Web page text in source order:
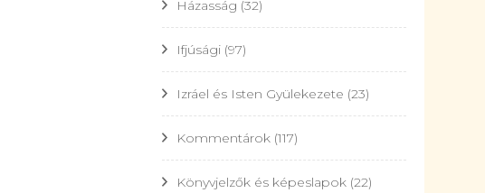
Házasság (32)
Ifjúsági (97)
Izráel és Isten Gyülekezete (23)
Kommentárok (117)
Könyvjelzők és képeslapok (22)